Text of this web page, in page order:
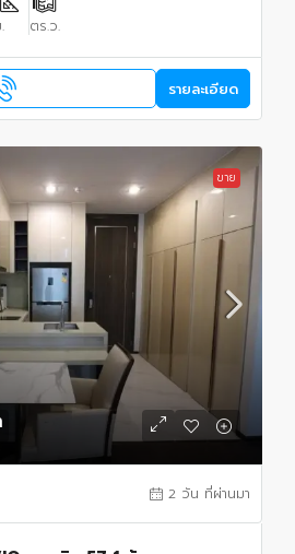
ตร.ว.
รายละเอียด
ขาย
2 วัน ที่ผ่านมา